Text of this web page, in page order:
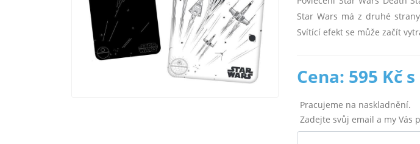
Star Wars má z druhé
Svítící efekt se může začít
Cena: 595 Kč s
Pracujeme na naskladnění.
Zadejte svůj email a my Vás